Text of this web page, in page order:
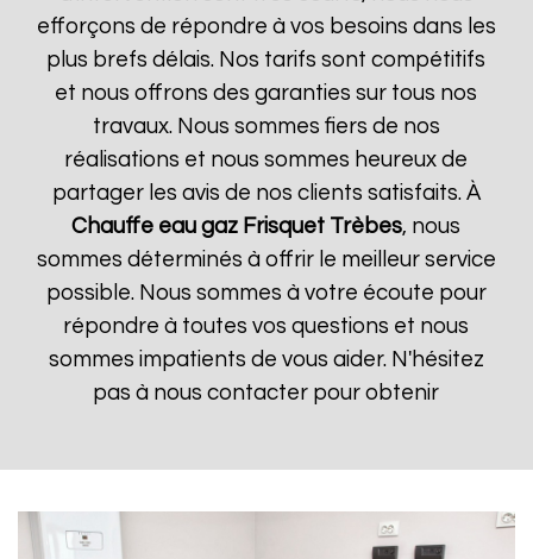
efforçons de répondre à vos besoins dans les
plus brefs délais. Nos tarifs sont compétitifs
et nous offrons des garanties sur tous nos
travaux. Nous sommes fiers de nos
réalisations et nous sommes heureux de
partager les avis de nos clients satisfaits. À
Chauffe eau gaz Frisquet Trèbes, nous
sommes déterminés à offrir le meilleur service
possible. Nous sommes à votre écoute pour
répondre à toutes vos questions et nous
sommes impatients de vous aider. N'hésitez
pas à nous contacter pour obtenir